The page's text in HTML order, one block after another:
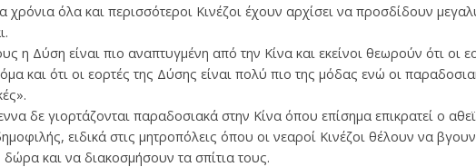
χρόνια όλα και περισσότεροι Κινέζοι έχουν αρχίσει να προσδίδουν
η Δύση είναι πιο αναπτυγμένη από την Κίνα και εκείνοι θεωρούν ότι οι
και ότι οι εορτές της Δύσης είναι πολύ πιο της μόδας ενώ οι
δε γιορτάζονται παραδοσιακά στην Κίνα όπου επίσημα επικρατεί ο
ειδικά στις μητροπόλεις όπου οι νεαροί Κινέζοι θέλουν να
και να διακοσμήσουν τα σπίτια τους.